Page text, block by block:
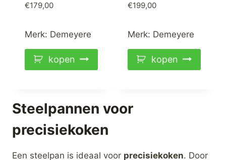
€179,00
Merk: Demeyere
kopen
€199,00
Merk: Demeyere
kopen
Steelpannen voor
precisiekoken
Een steelpan is ideaal voor precisiekoken. Door